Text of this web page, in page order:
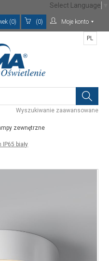
(0) (0) Moje konto
Wyszukiwanie zaawansowane
PL
zewnętrzne
biały
Select Language